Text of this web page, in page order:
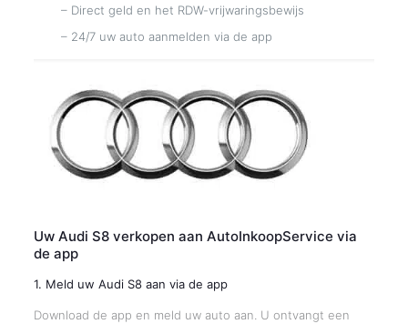
– Direct geld en het RDW-vrijwaringsbewijs
– 24/7 uw auto aanmelden via de app
Uw Audi S8 verkopen aan AutoInkoopService via
de app
1. Meld uw Audi S8 aan via de app
Download de app en meld uw auto aan. U ontvangt een